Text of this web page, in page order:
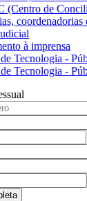
(Centro de
coordenadorias
à imprensa
Tecnologia -
Tecnologia -